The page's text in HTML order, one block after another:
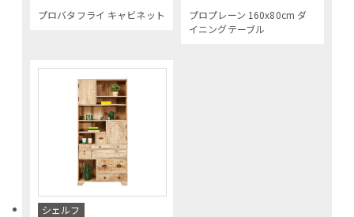
プロバタフライ キャビネット
プロプレーン 160x80cm ダ
イニングテーブル
シェルフ